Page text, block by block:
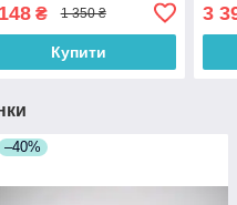
₴ 1 350 ₴
Купити
3
–40%